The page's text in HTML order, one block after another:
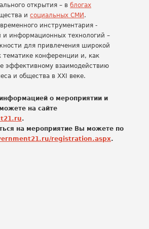
открытия – в блогах
и социальных СМИ .
инструментария -
и информационных технологий –
для привлечения широкой
тематике конференции и, как
эффективному взаимодействию
и общества в XXI веке.
о мероприятии и
на сайте
.
на мероприятие Вы можете по
registration.aspx.